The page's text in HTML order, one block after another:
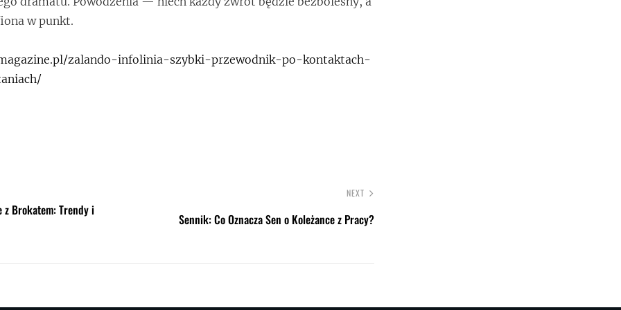
w punkt.
zalando-infolinia-szybki-przewodnik-po-kontaktach-
z Brokatem: Trendy i
NEXT
Sennik: Co Oznacza Sen o Koleżance z Pracy?